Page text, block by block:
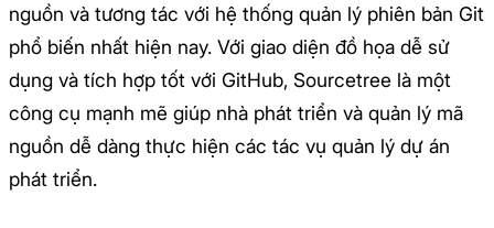
nguồn và tương tác với hệ thống quản lý phiên bản Git
phổ biến nhất hiện nay. Với giao diện đồ họa dễ sử
dụng và tích hợp tốt với GitHub, Sourcetree là một
công cụ mạnh mẽ giúp nhà phát triển và quản lý mã
nguồn dễ dàng thực hiện các tác vụ quản lý dự án
phát triển.